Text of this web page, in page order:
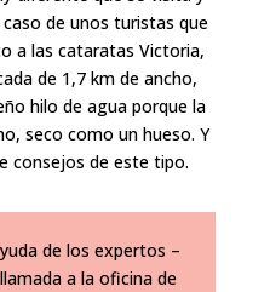
de unos turistas que
a las cataratas Victoria,
de 1,7 km de ancho,
hilo de agua porque la
seco como un hueso. Y
consejos de este tipo.
de los expertos –
a la oficina de